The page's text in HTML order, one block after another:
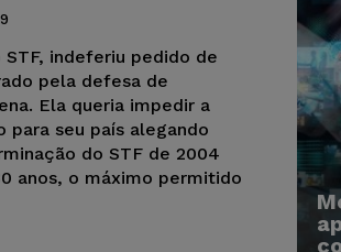
indeferiu pedido de
pela defesa de
Ela queria impedir a
para seu país alegando
do STF de 2004
anos, o máximo permitido